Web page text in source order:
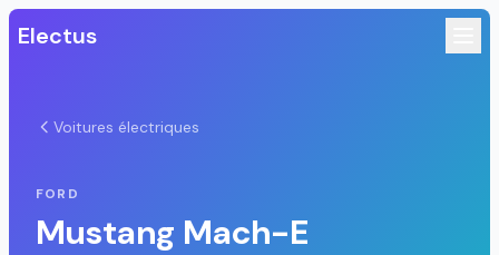
Electus
Voitures électriques
FORD
Mustang Mach-E